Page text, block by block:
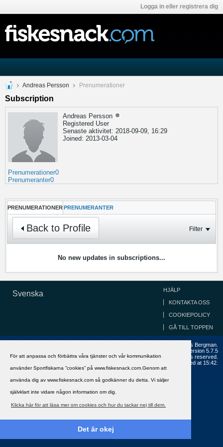
För att anpassa och förbättra våra tjänster och vår kommunikation
använder Sportfiskarna ”cookies” på www.fiskesnack.com.Genom att
använda dig av www.fiskesnack.com så godkänner du detta. Vi säljer
självklart inte vidare någon information om dig.
Klicka här för att läsa mer om cookies och hur du tackar nej till dem.
Det är okej
Logga in eller registrera dig
Andreas Persson Prenumerationer
Subscription
Andreas Persson
Registered User
Senaste aktivitet: 2018-09-09, 16:29
Joined: 2013-03-04
Prenumerationer0
Prenumeranter0
PRENUMERATIONER PRENUMERANTER
Back to Profile Filter
No new updates in subscriptions...
Svenska HJÄLP
KONTAKTA OSS
COOKIEPOLICY
GÅ TILL TOPPEN
Copyright ©2002 - 2021, FiskeSnack.com. Grundad 2002 av Anders Bergman.
Version 5.7.5
Copyright © 2026 MH Sub I, LLC dba vBulletin. All rights reserved.
All times are GMT+1. This page was generated at 15:42.